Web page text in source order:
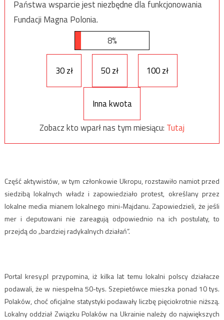
Państwa wsparcie jest niezbędne dla funkcjonowania
Fundacji Magna Polonia.
8%
30 zł 50 zł 100 zł
Inna kwota
Zobacz kto wparł nas tym miesiącu: Tutaj
Część aktywistów, w tym członkowie Ukropu, rozstawiło namiot przed
siedzibą lokalnych władz i zapowiedziało protest, określany przez
lokalne media mianem lokalnego mini-Majdanu. Zapowiedzieli, że jeśli
mer i deputowani nie zareagują odpowiednio na ich postulaty, to
przejdą do „bardziej radykalnych działań”.
Portal kresy.pl przypomina, iż kilka lat temu lokalni polscy działacze
podawali, że w niespełna 50-tys. Szepietówce mieszka ponad 10 tys.
Polaków, choć oficjalne statystyki podawały liczbę pięciokrotnie niższą.
Lokalny oddział Związku Polaków na Ukrainie należy do największych